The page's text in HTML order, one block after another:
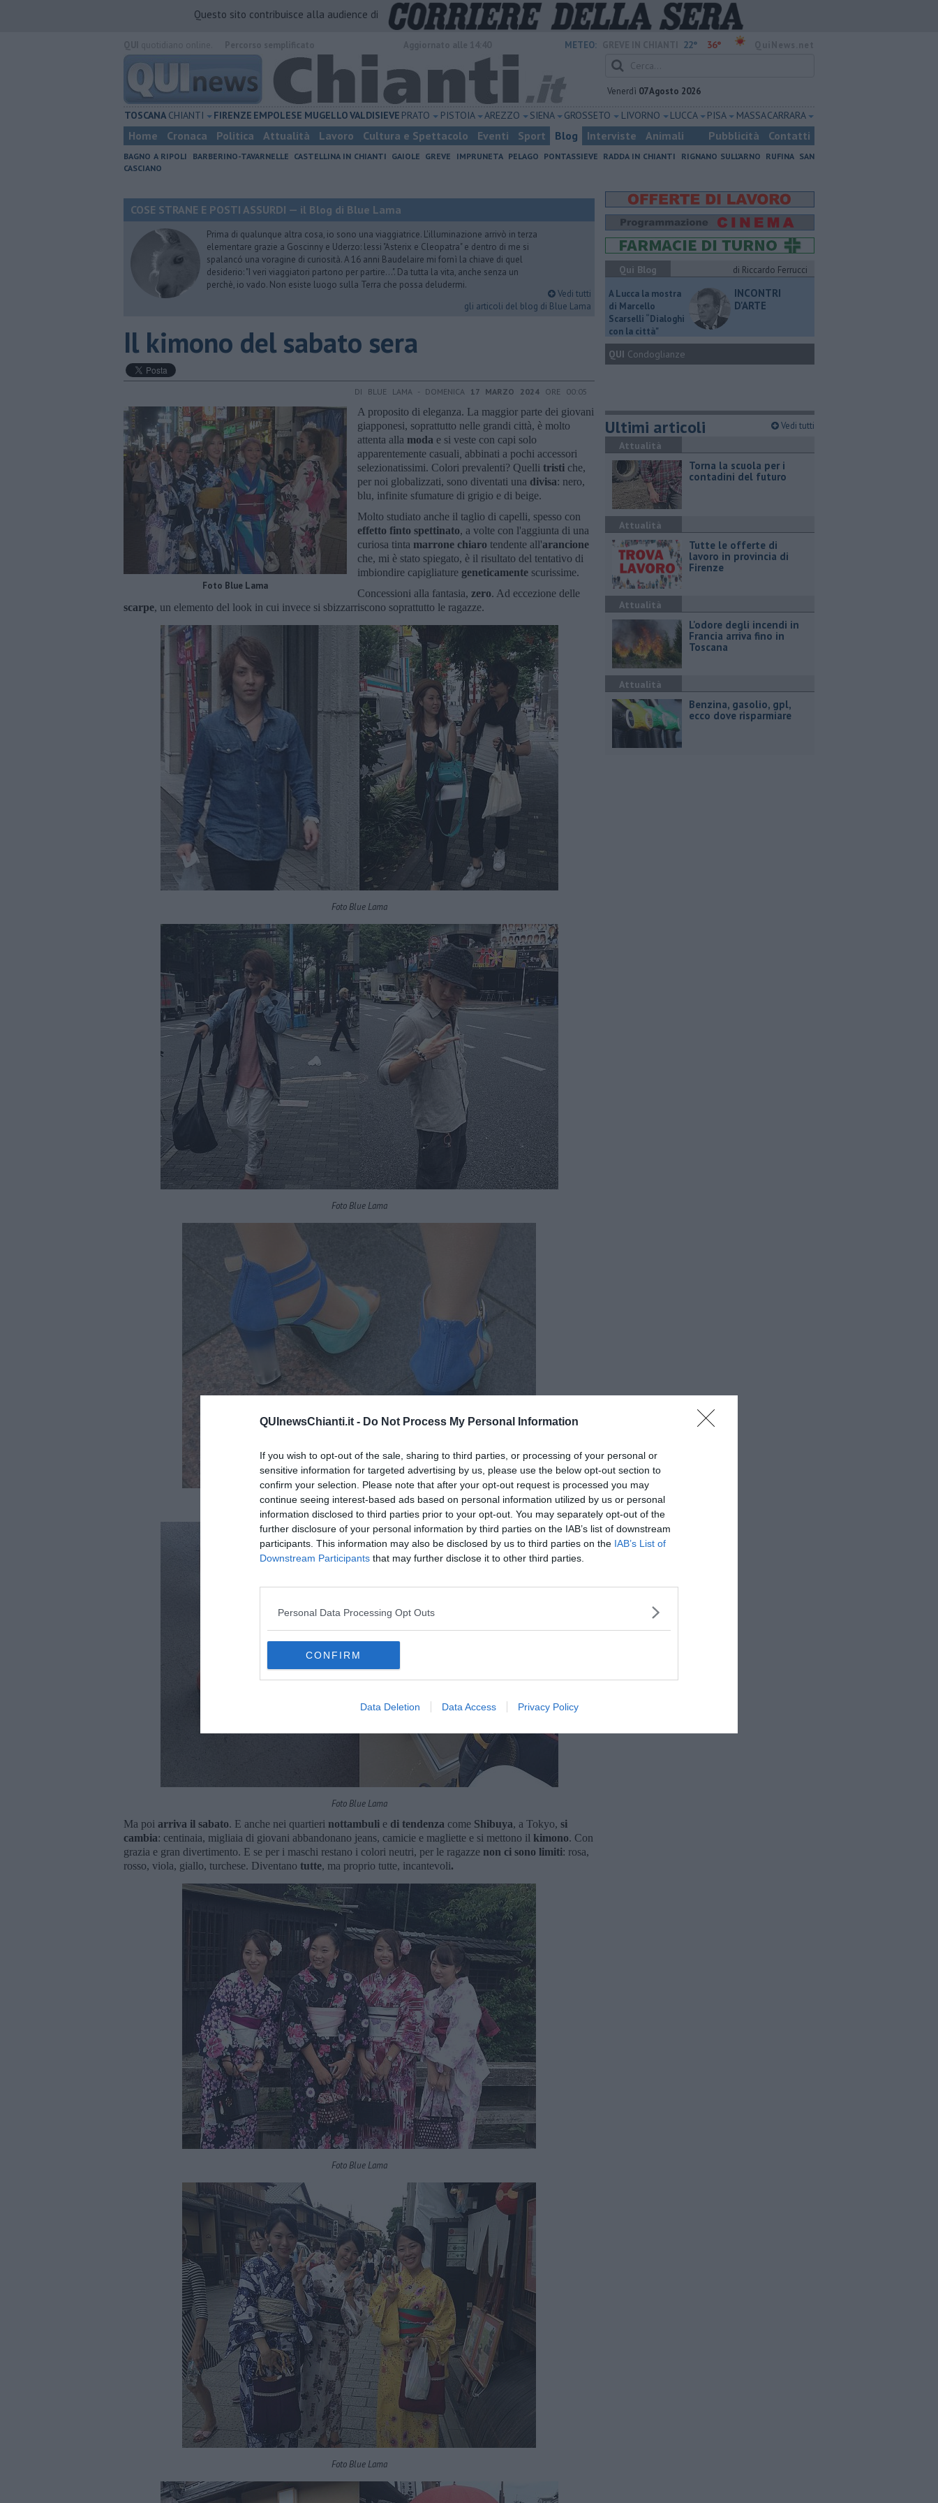
QUInewsChianti.it - Do Not Process My Personal Information
If you wish to opt-out of the sale, sharing to third parties, or processing of your personal or
sensitive information for targeted advertising by us, please use the below opt-out section to
confirm your selection. Please note that after your opt-out request is processed you may
continue seeing interest-based ads based on personal information utilized by us or personal
information disclosed to third parties prior to your opt-out. You may separately opt-out of the
further disclosure of your personal information by third parties on the IAB’s list of downstream
participants. This information may also be disclosed by us to third parties on the IAB’s List of
Downstream Participants that may further disclose it to other third parties.
Personal Data Processing Opt Outs
CONFIRM
Data Deletion Data Access Privacy Policy
Questo sito contribuisce alla audience di
METEO: 22° 36°
Venerdì 07 Agosto 2026
TOSCANA CHIANTI FIRENZE EMPOLESE MUGELLOVALDISIEVE PRATO PISTOIA AREZZO SIENA GROSSETO LIVORNO LUCCA PISA MASSA CARRARA
Home Cronaca Politica Attualità Lavoro Cultura e Spettacolo Eventi Sport Blog Interviste Animali Pubblicità Contatti
BAGNO A RIPOLI BARBERINO-TAVARNELLE CASTELLINA IN CHIANTI GAIOLE GREVE IMPRUNETA PELAGO PONTASSIEVE RADDA IN CHIANTI RIGNANO SULL'ARNO RUFINA SAN
CASCIANO
COSE STRANE E POSTI ASSURDI — il Blog di Blue Lama
Prima di qualunque altra cosa, io sono una viaggiatrice. L'illuminazione arrivò in terza
elementare grazie a Goscinny e Uderzo: lessi "Asterix e Cleopatra" e dentro di me si
spalancó una voragine di curiosità. A 16 anni Baudelaire mi fornì la chiave di quel
desiderio: "I veri viaggiatori partono per partire...". Da tutta la vita, anche senza un
perchè, io vado. Non esiste luogo sulla Terra che possa deludermi.
Vedi tutti
gli articoli del blog di Blue Lama
Il kimono del sabato sera
DI BLUE LAMA - DOMENICA 17 MARZO 2024 ORE 00:05
Foto Blue Lama
A proposito di eleganza. La maggior parte dei giovani
giapponesi, soprattutto nelle grandi città, è molto
attenta alla moda e si veste con capi solo
apparentemente casuali abbinati a pochi accessori
selezionatissimi. Colori prevalenti? Quelli tristi che,
per noi globalizzati, sono diventati una divisa: nero,
blu, infinite sfumature di grigio e di beige.
Molto studiato anche il taglio di capelli, spesso con
effetto finto spettinato, a volte con l'aggiunta di una
curiosa tinta marrone chiaro tendente all'arancione
che, mi è stato spiegato, è il risultato del tentativo di
imbiondire capigliature geneticamente scurissime.
Concessioni alla fantasia, zero. Ad eccezione delle
scarpe, un elemento del look in cui invece si sbizzarriscono soprattutto le ragazze.
Foto Blue Lama
Foto Blue Lama
Foto Blue Lama
Foto Blue Lama
Ma poi arriva il sabato. E anche nei quartieri nottambuli e di tendenza come Shibuya, a Tokyo, si
cambia: centinaia, migliaia di giovani abbandonano jeans, camicie e magliette e si mettono il kimono. Con
grazia e gran divertimento. E se per i maschi restano i colori neutri, per le ragazze non ci sono limiti: rosa,
rosso, viola, giallo, turchese. Diventano tutte, ma proprio tutte, incantevoli.
Foto Blue Lama
Foto Blue Lama
Qui Blog
di Riccardo Ferrucci
A Lucca la mostra
di Marcello
Scarselli “Dialoghi
con la città"
INCONTRI
D'ARTE
QUI Condoglianze
Ultimi articoli Vedi tutti
Attualità
Torna la scuola per i
contadini del futuro
Attualità
​Tutte le offerte di
lavoro in provincia di
Firenze
Attualità
L'odore degli incendi in
Francia arriva fino in
Toscana
Attualità
​Benzina, gasolio, gpl,
ecco dove risparmiare